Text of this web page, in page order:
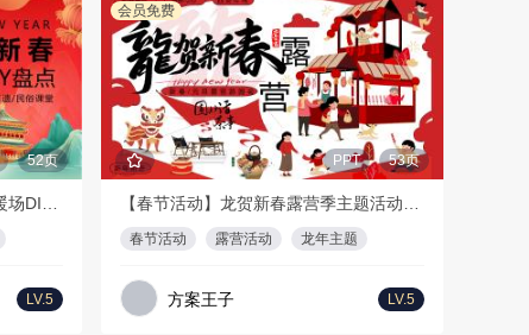
52页
LV.5
会员免费
PPT 53页
春节活动 露营活动 龙年主题
方案王子 LV.5